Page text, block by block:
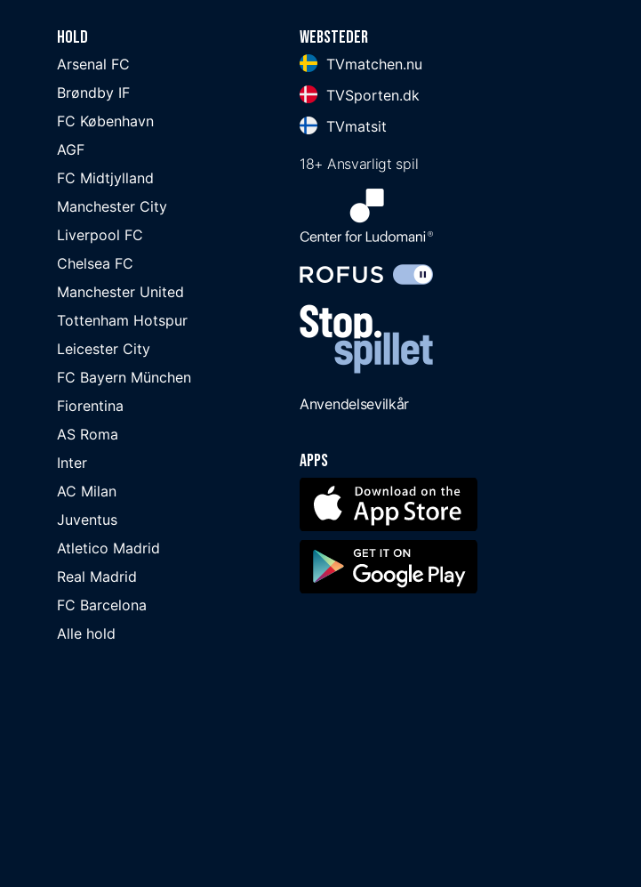
Hold
Arsenal FC
Brøndby IF
FC København
AGF
FC Midtjylland
Manchester City
Liverpool FC
Chelsea FC
Manchester United
Tottenham Hotspur
Leicester City
FC Bayern München
Fiorentina
AS Roma
Inter
AC Milan
Juventus
Atletico Madrid
Real Madrid
FC Barcelona
Alle hold
Websteder
TVmatchen.nu
TVSporten.dk
TVmatsit
18+ Ansvarligt spil
Anvendelsevilkår
Apps